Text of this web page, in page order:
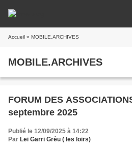
Accueil » MOBILE.ARCHIVES
MOBILE.ARCHIVES
FORUM DES
septembre 2025
Publié le 12/09/2025 à 14:22
Par Lei Garri Grèu ( les loirs)